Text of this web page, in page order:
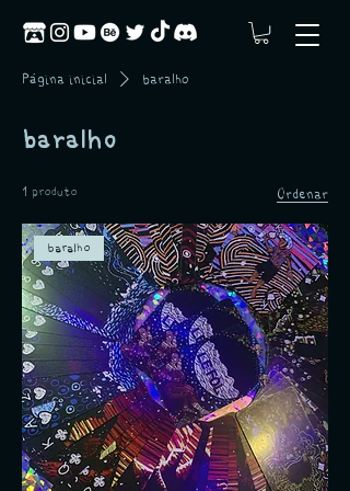
Página inicial baralho
baralho
1 produto Ordenar
baralho